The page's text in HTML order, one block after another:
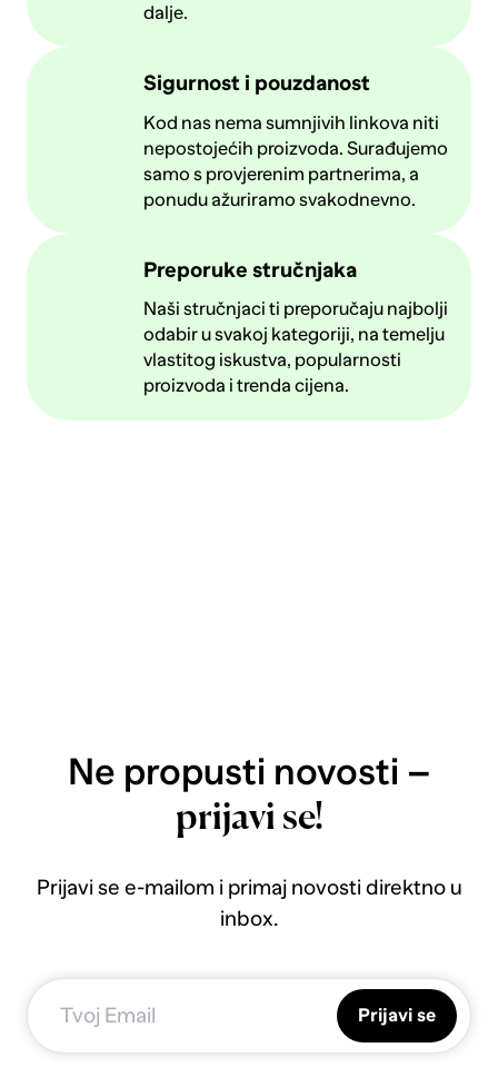
dalje.
Sigurnost i pouzdanost
Kod nas nema sumnjivih linkova niti
nepostojećih proizvoda. Surađujemo
samo s provjerenim partnerima, a
ponudu ažuriramo svakodnevno.
Preporuke stručnjaka
Naši stručnjaci ti preporučaju najbolji
odabir u svakoj kategoriji, na temelju
vlastitog iskustva, popularnosti
proizvoda i trenda cijena.
Ne propusti novosti –
prijavi se!
Prijavi se e-mailom i primaj novosti direktno u
inbox.
Prijavi se